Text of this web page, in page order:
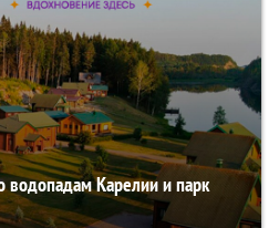
водопадам Карелии и парк